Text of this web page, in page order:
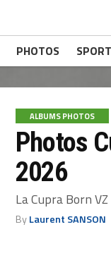
PHOTOS
ALBUMS PHOTOS
Photos
2026
La Cupra Born
ByLaurent SANSON